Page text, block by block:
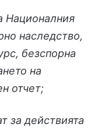
Националния
наследство,
безспорна
на
отчет;
за действията